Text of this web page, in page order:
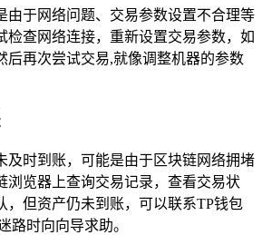
由于网络问题、交易参数设置不合理等
检查网络连接，重新设置交易参数，如
后再次尝试交易,就像调整机器的参数
及时到账，可能是由于区块链网络拥堵
浏览器上查询交易记录，查看交易状
，但资产仍未到账，可以联系TP钱包
路时向向导求助。